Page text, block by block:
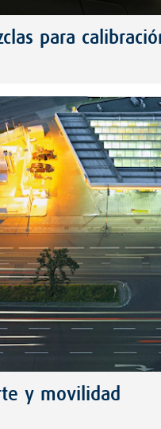
para
y movilidad